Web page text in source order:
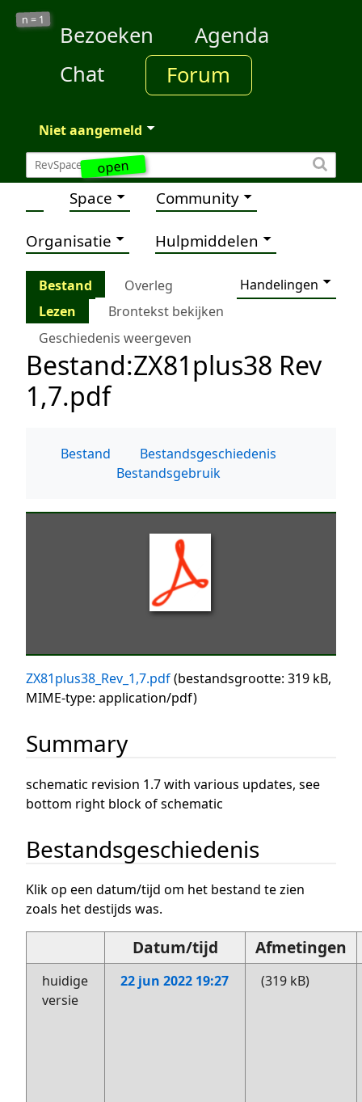
open
n = 1
Bezoeken
Agenda
Chat
Forum
Niet aangemeld
Space Community
Organisatie Hulpmiddelen
Bestand Overleg
Handelingen
Lezen
Brontekst bekijken
Geschiedenis weergeven
Bestand:ZX81plus38 Rev
1,7.pdf
Bestand
Bestandsgeschiedenis
Bestandsgebruik
ZX81plus38_Rev_1,7.pdf(bestandsgrootte: 319 kB,
MIME-type: application/pdf)
Summary
schematic revision 1.7 with various updates, see
bottom right block of schematic
Bestandsgeschiedenis
Klik op een datum/tijd om het bestand te zien
zoals het destijds was.
Datum/tijd Afmetingen
huidige
versie
22 jun 2022 19:27 (319 kB)